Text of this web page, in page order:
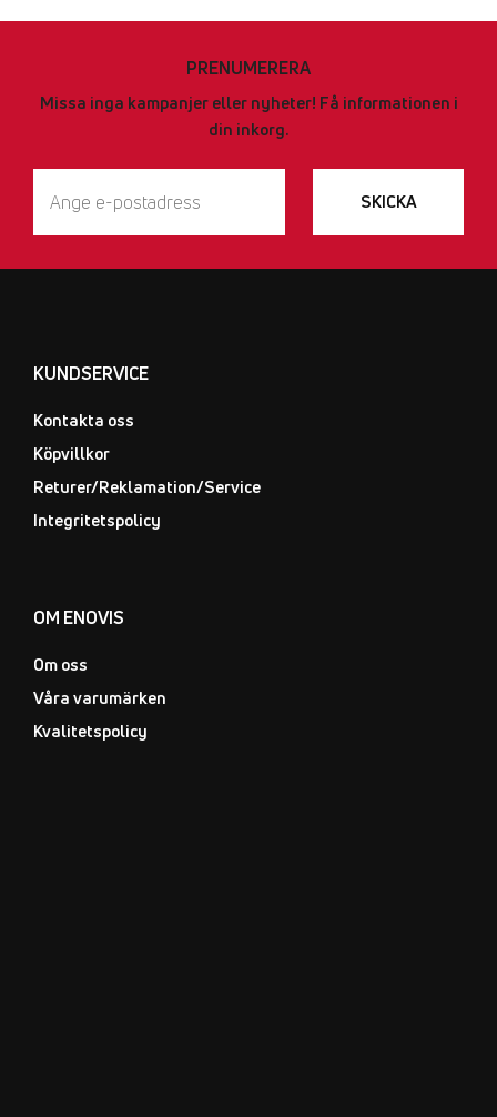
PRENUMERERA
Missa inga kampanjer eller nyheter! Få informationen i
din inkorg.
SKICKA
KUNDSERVICE
Kontakta oss
Köpvillkor
Returer/Reklamation/Service
Integritetspolicy
OM ENOVIS
Om oss
Våra varumärken
Kvalitetspolicy